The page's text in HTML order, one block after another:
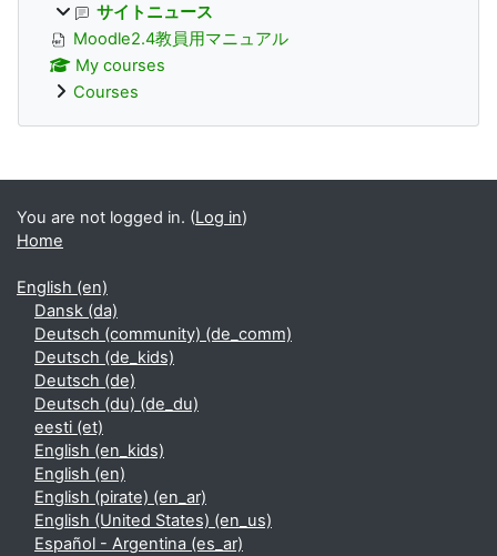
サイトニュース
Moodle2.4教員用マニュアル
My courses
Courses
Supplementary blocks
You are not logged in. (Log in)
Home
English ‎(en)‎
Dansk ‎(da)‎
Deutsch (community) ‎(de_comm)‎
Deutsch ‎(de_kids)‎
Deutsch ‎(de)‎
Deutsch (du) ‎(de_du)‎
eesti ‎(et)‎
English ‎(en_kids)‎
English ‎(en)‎
English (pirate) ‎(en_ar)‎
English (United States) ‎(en_us)‎
Español - Argentina ‎(es_ar)‎